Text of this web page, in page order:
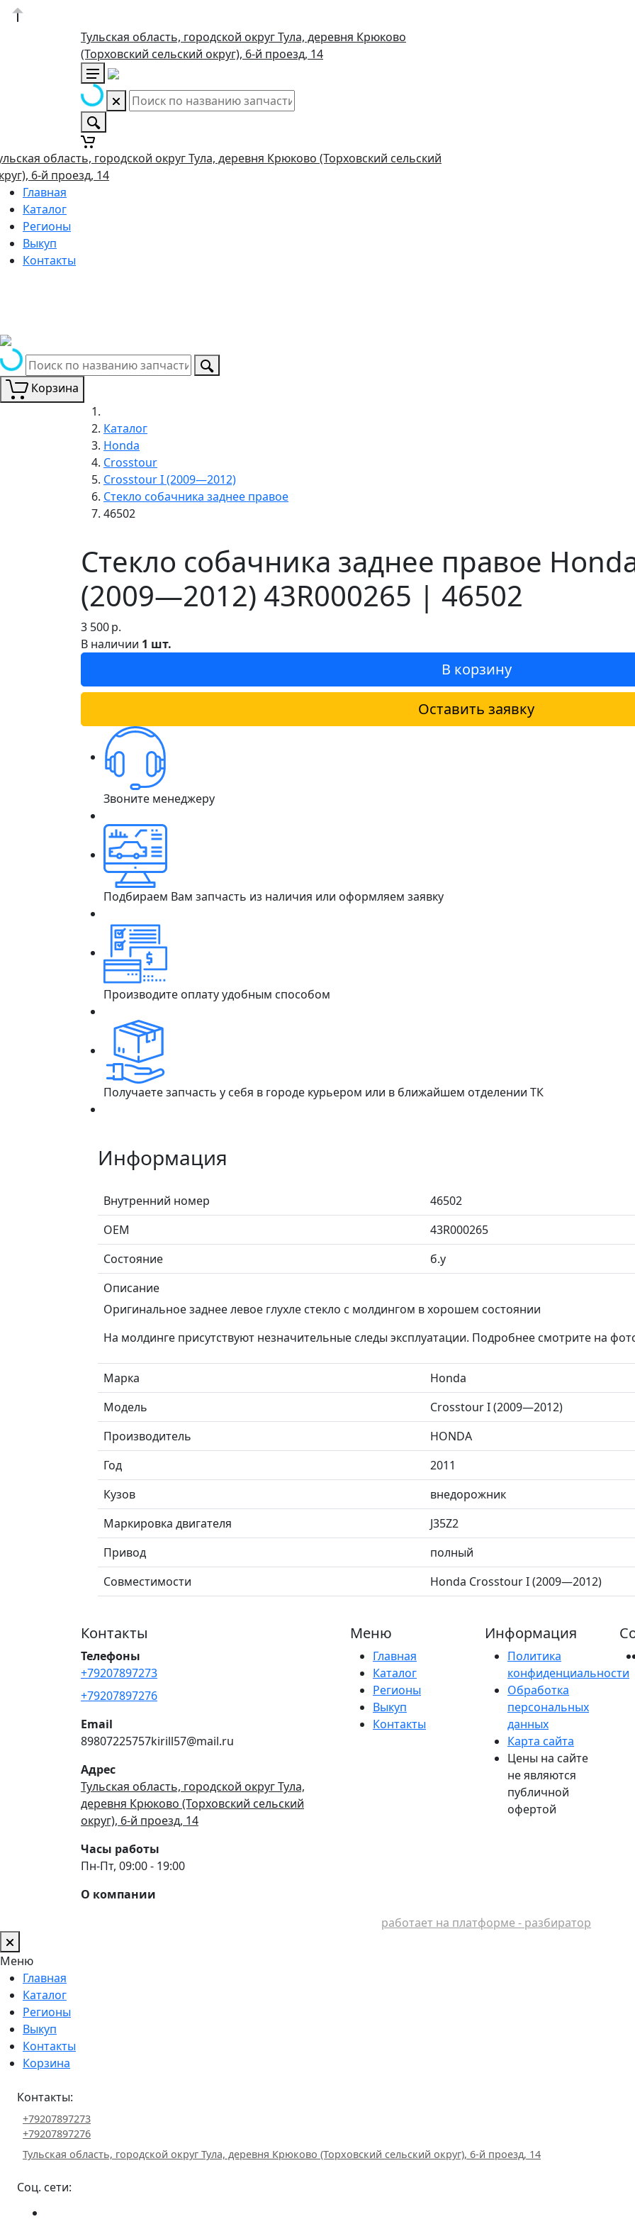
Тульская область, городской округ Тула, деревня Крюково
(Торховский сельский округ), 6-й проезд, 14
область, городской округ Тула, деревня Крюково (Торховский сельский
6-й проезд, 14
Главная
Каталог
Регионы
Выкуп
Контакты
Корзина
Каталог
Honda
Crosstour
Crosstour I (2009—2012)
Стекло собачника заднее правое
46502
Стекло собачника заднее правое
(2009—2012) 43R000265 | 46502
3 500р.
В наличии 1 шт.
В корзину
Оставить заявку
Звоните менеджеру
Подбираем Вам запчасть из наличия или оформляем заявку
Производите оплату удобным способом
Получаете запчасть у себя в городе курьером или в ближайшем отделении ТК
Информация
Внутренний номер
46502
ОЕМ
43R000265
Состояние
б.у
Описание
Оригинальное заднее левое глухле стекло с молдингом в хорошем состоянии
На молдинге присутствуют незначительные следы эксплуатации. Подробнее смотрите на
Марка
Honda
Модель
Crosstour I (2009—2012)
Производитель
HONDA
Год
2011
Кузов
внедорожник
Маркировка двигателя
J35Z2
Привод
полный
Совместимости
Honda Crosstour I (2009—2012)
Контакты
Телефоны
+79207897273
+79207897276
Email
89807225757kirill57@mail.ru
Адрес
Тульская область, городской округ Тула,
деревня Крюково (Торховский сельский
округ), 6-й проезд, 14
Часы работы
Пн-Пт, 09:00 - 19:00
О компании
Меню
Главная
Каталог
Регионы
Выкуп
Контакты
Информация
Политика
конфиденциальности
Обработка
персональных
данных
Карта сайта
Цены на сайте
не являются
публичной
офертой
работает на платформе - разбиратор
Меню
Главная
Каталог
Регионы
Выкуп
Контакты
Корзина
Контакты:
+79207897273
+79207897276
Тульская область, городской округ Тула, деревня Крюково (Торховский сельский округ), 6-й проезд, 14
Соц. сети: